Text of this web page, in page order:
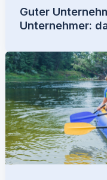
Guter
Unternehmer: